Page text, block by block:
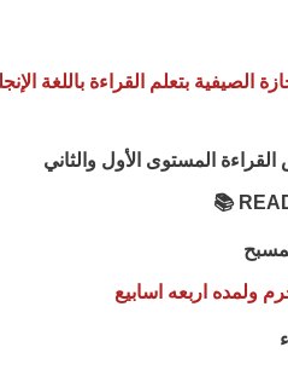
الصيفية بتعلم القراءة باللغة
المستوى الأول والثاني